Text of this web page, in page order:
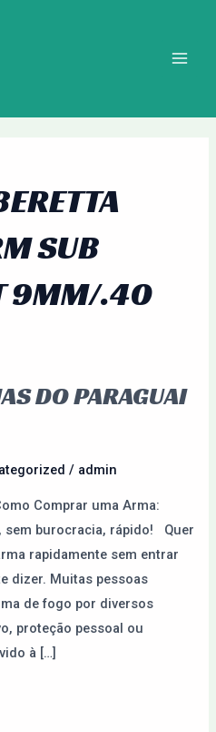
SUB
9MM/.40
DO PARAGUAI
/ admin
Comprar uma Arma:
sem burocracia, rápido! Quer
rapidamente sem entrar
dizer. Muitas pessoas
de fogo por diversos
proteção pessoal ou
à […]